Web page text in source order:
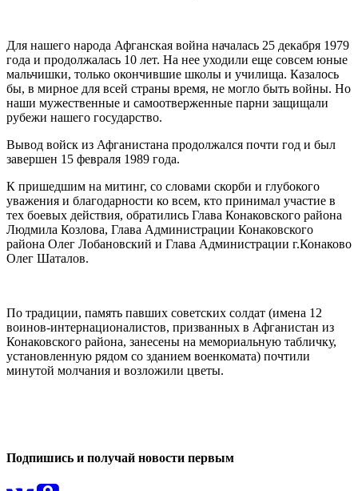
Для нашего народа Афганская война началась 25 декабря 1979
года и продолжалась 10 лет. На нее уходили еще совсем юные
мальчишки, только окончившие школы и училища. Казалось
бы, в мирное для всей страны время, не могло быть войны. Но
наши мужественные и самоотверженные парни защищали
рубежи нашего государство.
Вывод войск из Афганистана продолжался почти год и был
завершен 15 февраля 1989 года.
К пришедшим на митинг, со словами скорби и глубокого
уважения и благодарности ко всем, кто принимал участие в
тех боевых действия, обратились Глава Конаковского района
Людмила Козлова, Глава Администрации Конаковского
района Олег Лобановский и Глава Администрации г.Конаково
Олег Шаталов.
По традиции, память павших советских солдат (имена 12
воинов-интернационалистов, призванных в Афганистан из
Конаковского района, занесены на мемориальную табличку,
установленную рядом со зданием военкомата) почтили
минутой молчания и возложили цветы.
Подпишись и получай новости первым